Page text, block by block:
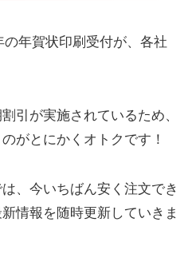
年賀状印刷受付が、各社
引が実施されているため、
がとにかくオトクです！
、今いちばん安く注文でき
情報を随時更新していきま